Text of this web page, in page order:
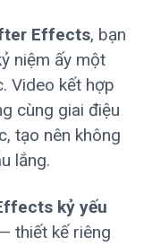
Effects, bạn
niệm ấy một
Video kết hợp
cùng giai điệu
tạo nên không
lắng.
kỷ yếu
thiết kế riêng